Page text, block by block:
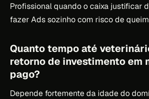
Profissional quando o caixa justificar
fazer Ads sozinho com risco de
Quanto tempo até
retorno de investimento em
pago?
Depende fortemente da idade do